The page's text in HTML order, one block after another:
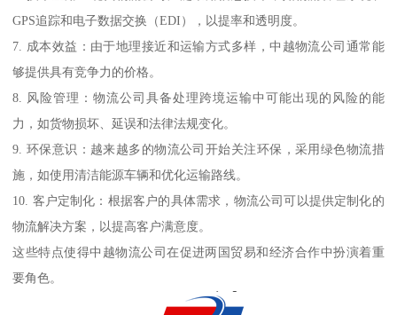
GPS追踪和电子数据交换（EDI），以提率和透明度。
7. 成本效益：由于地理接近和运输方式多样，中越物流公司通常能
够提供具有竞争力的价格。
8. 风险管理：物流公司具备处理跨境运输中可能出现的风险的能
力，如货物损坏、延误和法律法规变化。
9. 环保意识：越来越多的物流公司开始关注环保，采用绿色物流措
施，如使用清洁能源车辆和优化运输路线。
10. 客户定制化：根据客户的具体需求，物流公司可以提供定制化的
物流解决方案，以提高客户满意度。
这些特点使得中越物流公司在促进两国贸易和经济合作中扮演着重
要角色。